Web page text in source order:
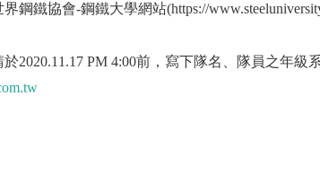
鋼鐵協會-鋼鐵大學網站(https://
於2020.11.17 PM 4:00前，寫下隊名、隊員之年級